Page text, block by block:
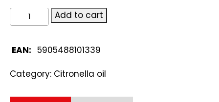
Citronella
oil
quantity
Add to cart
EAN: 5905488101339
Category: Citronella oil